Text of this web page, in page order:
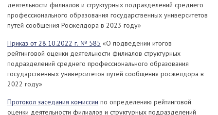
деятельности филиалов и структурных подразделений среднего
профессионального образования государственных университетов
путей сообщения Росжелдора в 2023 году»
Приказ от 28.10.2022 г. № 585 «О подведении итогов
рейтинговой оценки деятельности филиалов структурных
подразделений среднего профессионального образования
государственных университетов путей сообщения росжелдора в
2022 году»
Протокол заседания комиссии по определению рейтинговой
оценки деятельности филиалов и структурных подразделений